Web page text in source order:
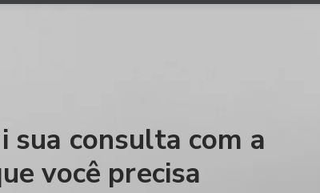
sua consulta com a
você precisa